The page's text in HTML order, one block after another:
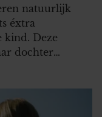
natuurlijk
éxtra
kind. Deze
dochter